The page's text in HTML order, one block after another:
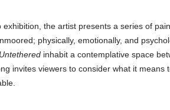
exhibition, the artist presents a series of
physically, emotionally, and
Untethered inhabit a contemplative space
invites viewers to consider what it